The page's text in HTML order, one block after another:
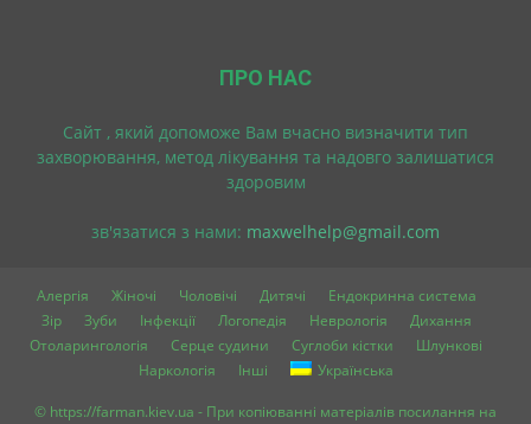
ПРО НАС
Cайт , який допоможе Вам вчасно визначити тип
захворювання, метод лікування та надовго залишатися
здоровим
зв'язатися з нами: maxwelhelp@gmail.com
Алергія Жіночі Чоловічі Дитячі
Ендокринна система
Зір
Зуби Інфекції Логопедія Неврологія
Дихання
Отоларингологія
Серце судини Суглоби кістки
Шлункові
Наркологія
Інші Українська
© https://farman.kiev.ua - При копіюванні матеріалів посилання на